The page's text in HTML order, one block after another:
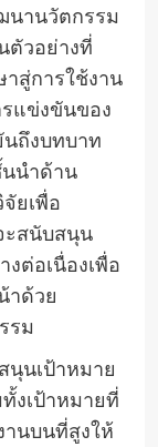
นานวัตกรรม
ตัวอย่างที่
าสู่การใช้งาน
แข่งขันของ
นถึงบทบาท
นนำด้าน
ยเพื่อ
ะสนับสนุน
ต่อเนื่องเพื่อ
าด้วย
รม
นุนเป้าหมาย
งเป้าหมายที่
านบนที่สูงให้